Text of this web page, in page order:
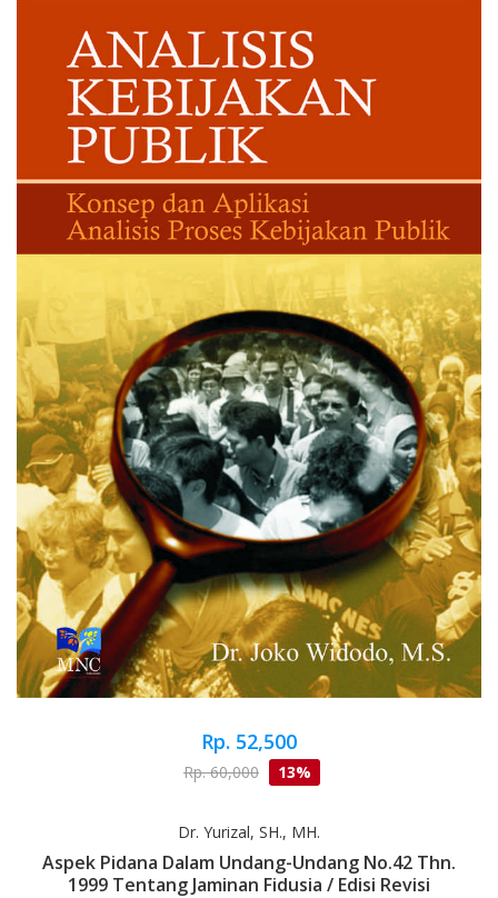
Rp. 52,500
Rp. 60,000 13%
Dr. Yurizal, SH., MH.
Aspek Pidana Dalam Undang-Undang No.42 Thn.
1999 Tentang Jaminan Fidusia / Edisi Revisi